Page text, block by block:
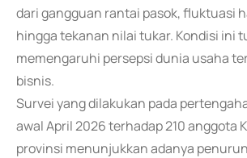
dari gangguan rantai pasok, fluktuasi
hingga tekanan nilai tukar. Kondisi ini
memengaruhi persepsi dunia usaha
bisnis.
Survei yang dilakukan pada
awal April 2026 terhadap 210 anggota
provinsi menunjukkan adanya